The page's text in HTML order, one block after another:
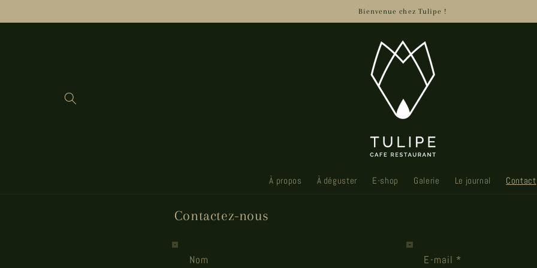
au
Bienvenue chez Tulipe !
À propos À déguster E-shop Galerie Le journal Contact
Contactez-nous
Nom E-mail *